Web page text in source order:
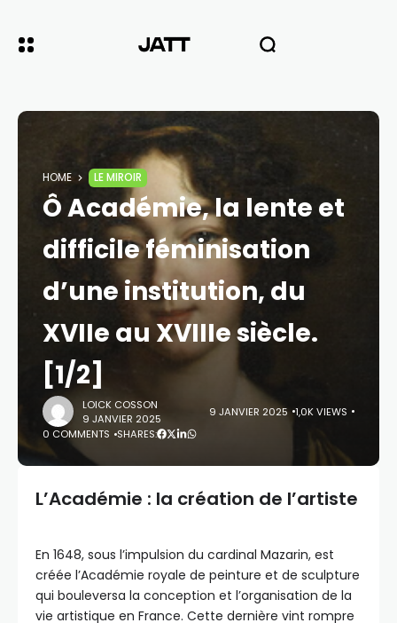
HOME LE MIROIR
Ô Académie, la lente et
difficile féminisation
d’une institution, du
XVIIe au XVIIIe siècle.
[1/2]
LOICK COSSON
9 JANVIER 2025
9 JANVIER 2025 1,0K VIEWS
0 COMMENTS
SHARES:
L’Académie : la création de l’artiste
En 1648, sous l’impulsion du cardinal Mazarin, est
créée l’Académie royale de peinture et de sculpture
qui bouleversa la conception et l’organisation de la
vie artistique en France. Cette dernière vint rompre